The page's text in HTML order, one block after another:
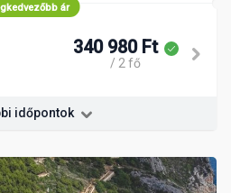
ár
340 980 Ft
/ 2 fő
időpontok